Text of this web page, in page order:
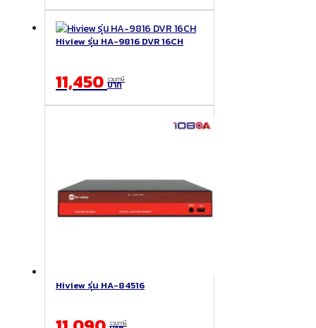
Hiview รุ่น HA-9816 DVR 16CH
11,450 รวมภาษี
บาท
Hiview รุ่น HA-84516
รวมภาษี